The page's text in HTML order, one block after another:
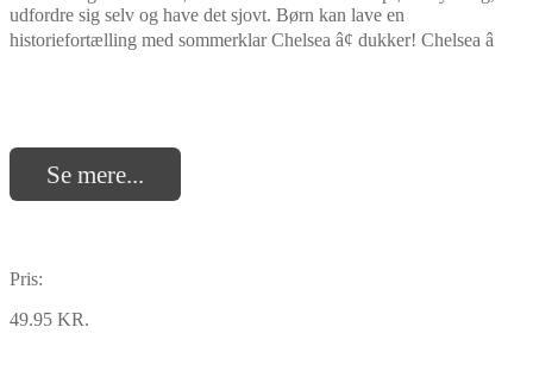
udfordre sig selv og have det sjovt. Børn kan lave en
historiefortælling med sommerklar Chelsea â¢ dukker! Chelsea â
Se mere...
Pris:
49.95 KR.